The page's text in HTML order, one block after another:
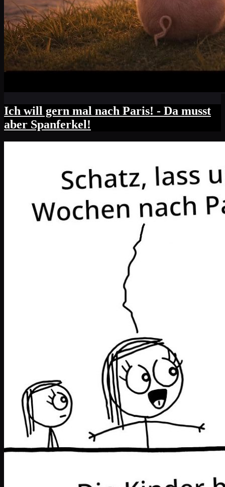
Ich will gern mal nach Paris! - Da musst
aber Spanferkel!